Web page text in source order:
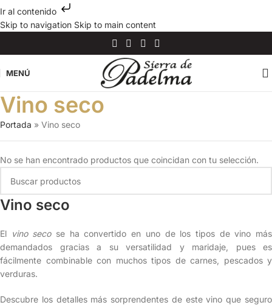
Ir al contenido
Skip to navigation Skip to main content
MENÚ
Vino seco
Portada » Vino seco
No se han encontrado productos que coincidan con tu selección.
Vino seco
El vino secose ha convertido en uno de los tipos de vino más
demandados gracias a su versatilidad y maridaje, pues es
fácilmente combinable con muchos tipos de carnes, pescados y
verduras.
Descubre los detalles más sorprendentes de este vino que seguro